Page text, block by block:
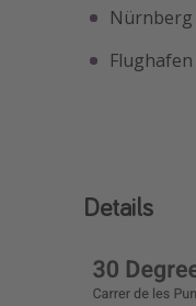
Nürnberg
Details